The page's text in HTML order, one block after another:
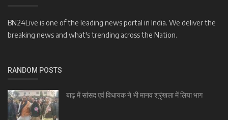
BN24Live is one of the leading news portal in India. We deliver the
breaking news and what's trending across the Nation.
RANDOM POSTS
बाढ़ में सांसद एवं विधायक ने भी मानव श्रृंखला में लिया भाग